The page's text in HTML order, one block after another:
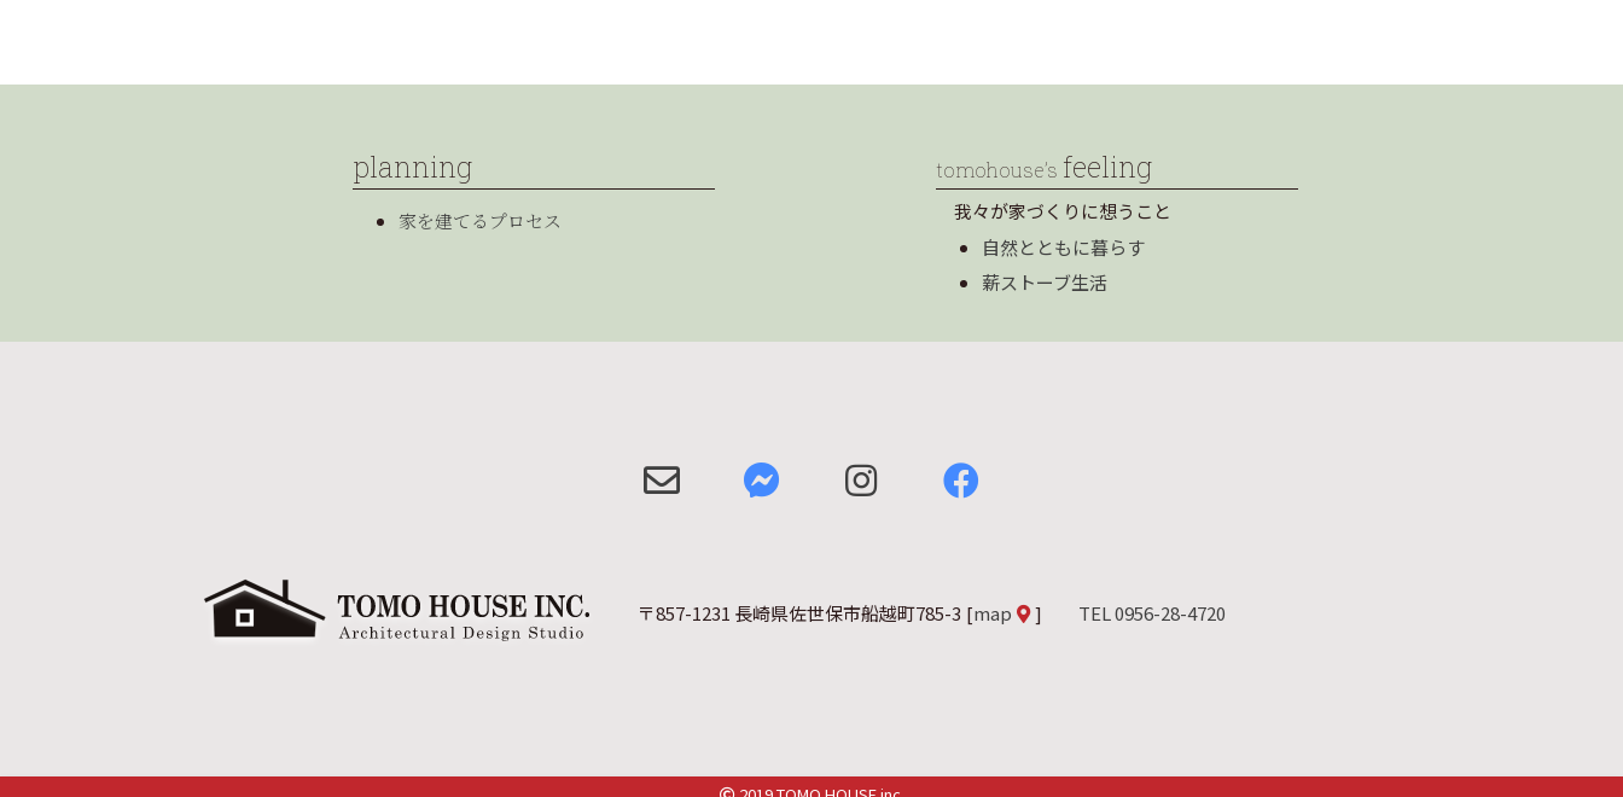
planning
家を建てるプロセス
tomohouse’s feeling
我々が家づくりに想うこと
自然とともに暮らす
薪ストーブ生活
〒857-1231 長崎県佐世保市船越町785-3 [map ] TEL 0956-28-4720